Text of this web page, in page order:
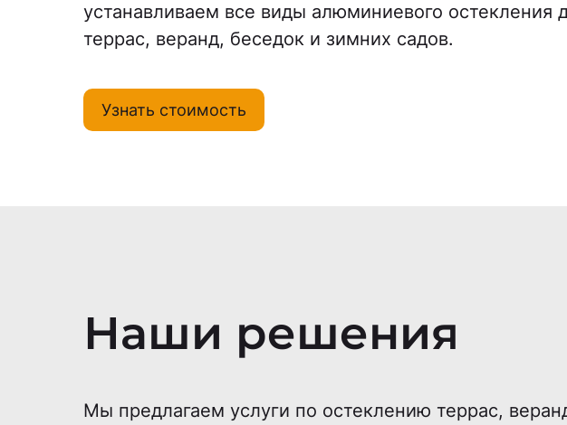
устанавливаем все виды алюминиевого остекления
террас, веранд, беседок и зимних садов.
Узнать стоимость
Наши решения
Мы предлагаем услуги по остеклению террас,